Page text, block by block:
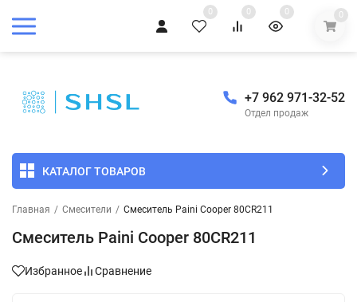
0 0 0 0
+7 962 971-32-52
Отдел продаж
КАТАЛОГ ТОВАРОВ
Главная / Смесители / Смеситель Paini Cooper 80CR211
Смеситель Paini Cooper 80CR211
Избранное Сравнение